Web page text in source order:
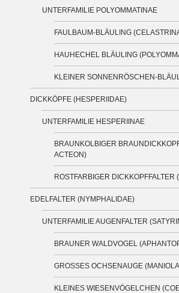
UNTERFAMILIE POLYOMMATINAE
FAULBAUM-BLÄULING
HAUHECHEL BLÄULING
KLEINER SONNENRÖSCHEN-
DICKKÖPFE (HESPERIIDAE)
UNTERFAMILIE HESPERIINAE
BRAUNKOLBIGER
ACTEON)
ROSTFARBIGER
EDELFALTER (NYMPHALIDAE)
UNTERFAMILIE AUGENFALTER
BRAUNER WALDVOGEL
GROSSES OCHSENAUGE
KLEINES WIESENVÖGELCHEN